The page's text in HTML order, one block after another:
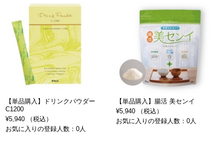
【単品購入】ドリンクパウダー
C1200
¥5,940 （税込）
お気に入りの登録人数：0人
【単品購入】腸活 美センイ
¥5,940 （税込）
お気に入りの登録人数：0人